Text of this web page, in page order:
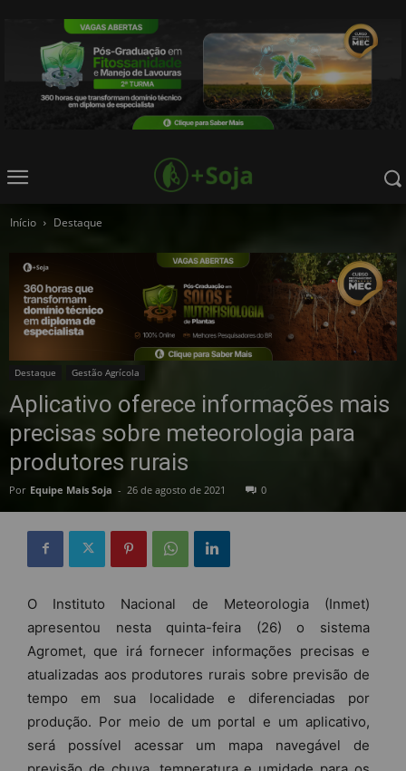
Início Destaque
Destaque Gestão Agrícola
Aplicativo oferece informações mais
precisas sobre meteorologia para
produtores rurais
Por Equipe Mais Soja - 26 de agosto de 2021 0
O Instituto Nacional de Meteorologia (Inmet)
apresentou nesta quinta-feira (26) o sistema
Agromet, que irá fornecer informações precisas e
atualizadas aos produtores rurais sobre previsão de
tempo em sua localidade e diferenciadas por
produção. Por meio de um portal e um aplicativo,
será possível acessar um mapa navegável de